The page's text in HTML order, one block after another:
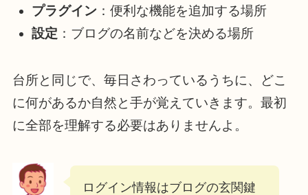
プラグイン ：便利な機能を追加する場所
設定 ：ブログの名前などを決める場所
台所と同じで、毎日さわっているうちに、どこ
に何があるか自然と手が覚えていきます。最初
に全部を理解する必要はありませんよ。
ログイン情報はブログの玄関鍵